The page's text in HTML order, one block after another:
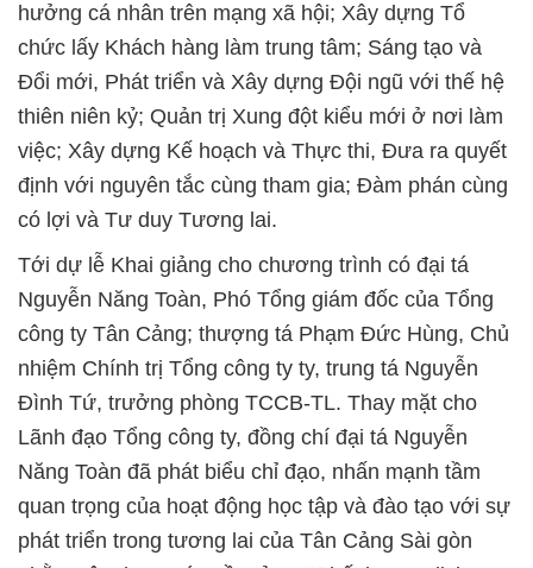
hưởng cá nhân trên mạng xã hội; Xây dựng Tổ
chức lấy Khách hàng làm trung tâm; Sáng tạo và
Đổi mới, Phát triển và Xây dựng Đội ngũ với thế hệ
thiên niên kỷ; Quản trị Xung đột kiểu mới ở nơi làm
việc; Xây dựng Kế hoạch và Thực thi, Đưa ra quyết
định với nguyên tắc cùng tham gia; Đàm phán cùng
có lợi và Tư duy Tương lai.
Tới dự lễ Khai giảng cho chương trình có đại tá
Nguyễn Năng Toàn, Phó Tổng giám đốc của Tổng
công ty Tân Cảng; thượng tá Phạm Đức Hùng, Chủ
nhiệm Chính trị Tổng công ty ty, trung tá Nguyễn
Đình Tứ, trưởng phòng TCCB-TL. Thay mặt cho
Lãnh đạo Tổng công ty, đồng chí đại tá Nguyễn
Năng Toàn đã phát biểu chỉ đạo, nhấn mạnh tầm
quan trọng của hoạt động học tập và đào tạo với sự
phát triển trong tương lai của Tân Cảng Sài gòn